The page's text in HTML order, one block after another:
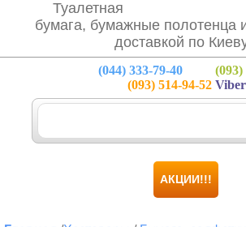
Туалетная
бумага, бумажные полотенца
доставкой по
(044) 333-79-40 (093)
(093) 514-94-52Viber
АКЦИИ!!!